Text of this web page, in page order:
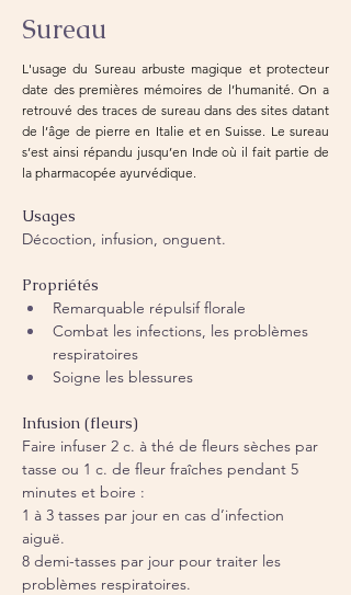
Sureau
L'usage du Sureau arbuste magique et protecteur
date des premières mémoires de l’humanité. On a
retrouvé des traces de sureau dans des sites datant
de l’âge de pierre en Italie et en Suisse. Le sureau
s’est ainsi répandu jusqu’en Inde où il fait partie de
la pharmacopée ayurvédique.
Usages
Décoction, infusion, onguent.
Propriétés
Remarquable répulsif florale
Combat les infections, les problèmes
respiratoires
Soigne les blessures
Infusion (fleurs)
Faire infuser 2 c. à thé de fleurs sèches par
tasse ou 1 c. de fleur fraîches pendant 5
minutes et boire :
1 à 3 tasses par jour en cas d’infection
aiguë.
8 demi-tasses par jour pour traiter les
problèmes respiratoires.